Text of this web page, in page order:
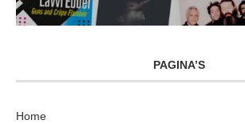
PAGINA’S
Home